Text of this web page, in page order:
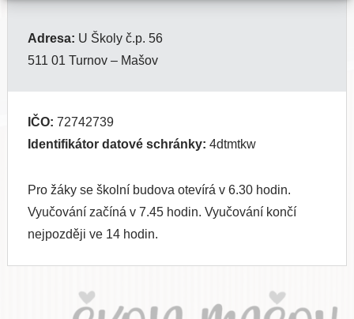
Adresa: U Školy č.p. 56
511 01 Turnov – Mašov
IČO: 72742739
Identifikátor datové schránky: 4dtmtkw
Pro žáky se školní budova otevírá v 6.30 hodin.
Vyučování začíná v 7.45 hodin. Vyučování končí
nejpozději ve 14 hodin.